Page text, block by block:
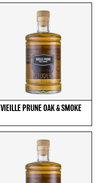
VIEILLE PRUNE OAK & SMOKE